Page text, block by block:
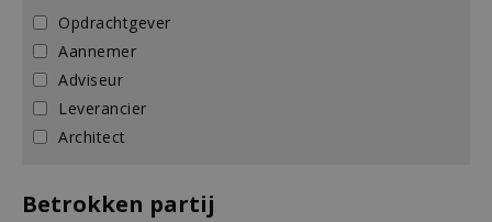
Opdrachtgever
Aannemer
Adviseur
Leverancier
Architect
Betrokken partij